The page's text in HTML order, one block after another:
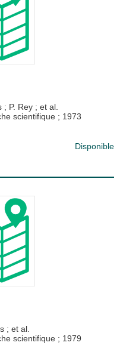
; P. Rey ; et al.
scientifique ; 1973
Disponible
; et al.
scientifique ; 1979